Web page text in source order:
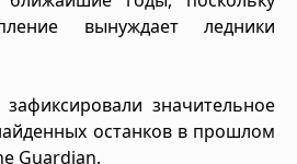
вынуждает ледники
значительное
останков в прошлом
Guardian.